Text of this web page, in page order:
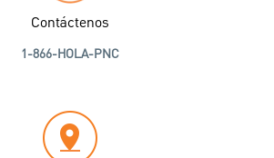
Contáctenos
1-866-HOLA-PNC